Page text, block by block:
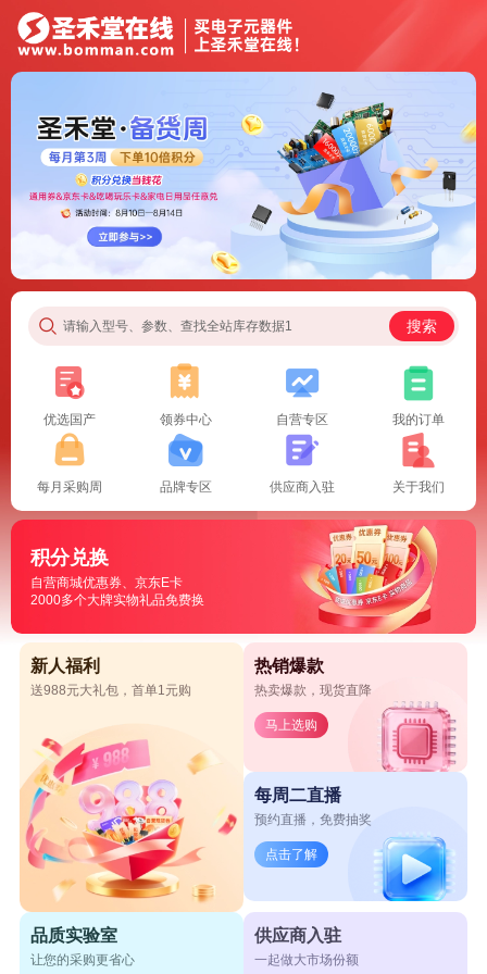
请输入型号、参数、查找全站库存数据1 搜索
优选国产 领券中心 自营专区 我的订单
每月采购周 品牌专区 供应商入驻 关于我们
积分兑换
自营商城优惠券、京东E卡
2000多个大牌实物礼品免费换
新人福利
送988元大礼包，首单1元购
热销爆款
热卖爆款，现货直降
马上选购
每周二直播
预约直播，免费抽奖
点击了解
品质实验室
让您的采购更省心
供应商入驻
一起做大市场份额